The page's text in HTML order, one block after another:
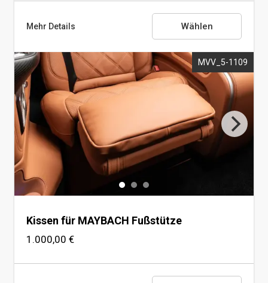
MAYBACH Fußstütze
Elektrisch und individuell verstellbar
Mehr Details Wählen
MVV_5-1109
Kissen für MAYBACH Fußstütze
1.000,00 €